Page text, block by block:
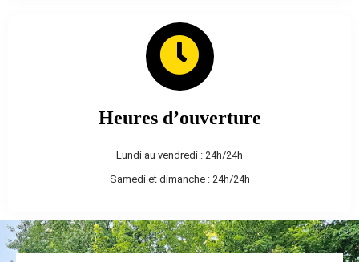
Heures d’ouverture
Lundi au vendredi : 24h/24h
Samedi et dimanche : 24h/24h